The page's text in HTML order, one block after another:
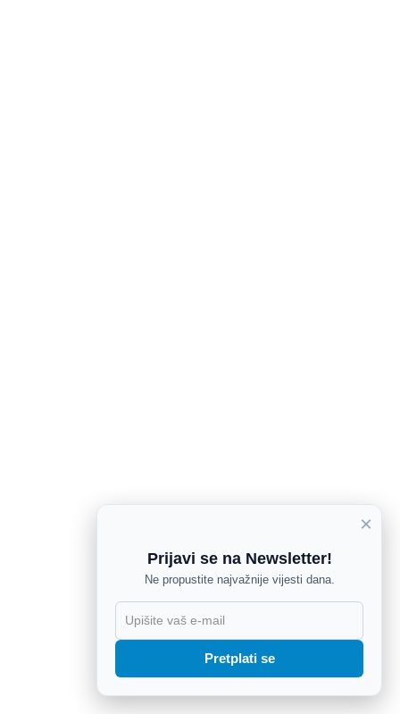
×
Prijavi se na Newsletter!
Ne propustite najvažnije vijesti dana.
Pretplati se